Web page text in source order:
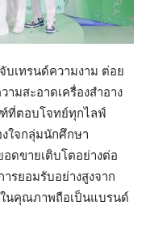
บเทรนด์ความงาม ต่อย
มสะอาดเครื่องสำอาง
ที่ตอบโจทย์ทุกไลฟ์
ใจกลุ่มนักศึกษา
ดขายเติบโตอย่างต่อ
รยอมรับอย่างสูงจาก
ในคุณภาพถือเป็นแบรนด์